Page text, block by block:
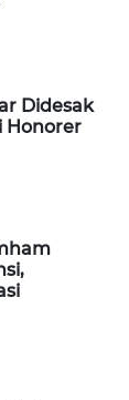
Didesak
Honorer